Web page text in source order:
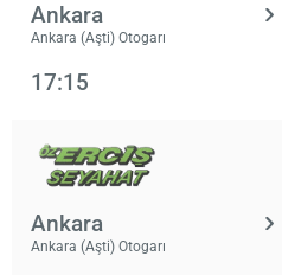
Ankara
Ankara (Aşti) Otogarı
17:15
Ankara
Ankara (Aşti) Otogarı